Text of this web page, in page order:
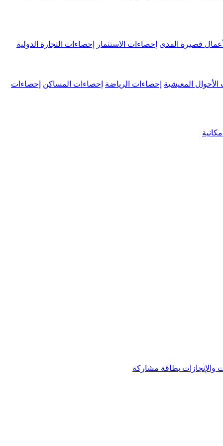
قصيرة المدى إحصاءات الاستثمار إحصاءات التجارة الدولية
الأحوال المعيشية إحصاءات الرياضة إحصاءات المساكن إحصاءات
والإنجازات بطاقة مشاركة